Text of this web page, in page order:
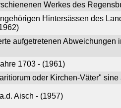
Werkes des
Hintersässen des
aufgetretenen
1703 - (1961)
oder Kirchen-Väter"
Aisch - (1957)